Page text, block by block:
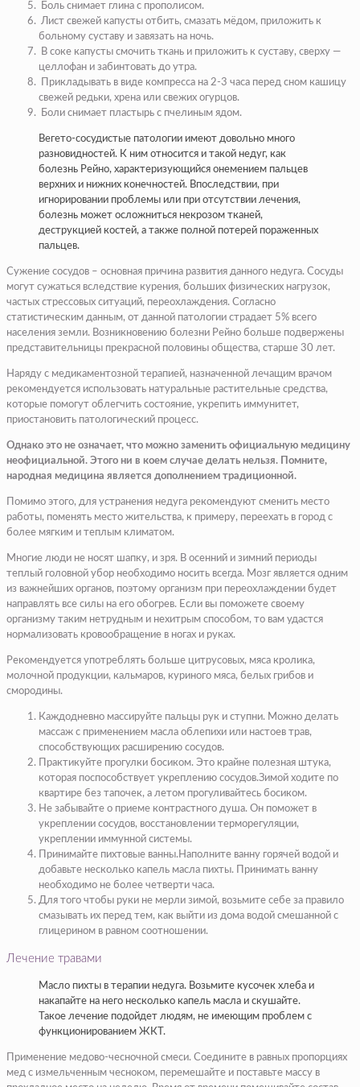
Боль снимает глина с прополисом.
Лист свежей капусты отбить, смазать мёдом, приложить к
больному суставу и завязать на ночь.
В соке капусты смочить ткань и приложить к суставу, сверху —
целлофан и забинтовать до утра.
Прикладывать в виде компресса на 2-3 часа перед сном кашицу
све­жей редьки, хрена или свежих огурцов.
Боли снимает пластырь с пчелиным ядом.
Вегето-сосудистые патологии имеют довольно много
разновидностей. К ним относится и такой недуг, как
болезнь Рейно, характеризующийся онемением пальцев
верхних и нижних конечностей. Впоследствии, при
игнорировании проблемы или при отсутствии лечения,
болезнь может осложниться некрозом тканей,
деструкцией костей, а также полной потерей пораженных
пальцев.
Сужение сосудов – основная причина развития данного недуга. Сосуды
могут сужаться вследствие курения, больших физических нагрузок,
частых стрессовых ситуаций, переохлаждения. Согласно
статистическим данным, от данной патологии страдает 5% всего
населения земли. Возникновению болезни Рейно больше подвержены
представительницы прекрасной половины общества, старше 30 лет.
Наряду с медикаментозной терапией, назначенной лечащим врачом
рекомендуется использовать натуральные растительные средства,
которые помогут облегчить состояние, укрепить иммунитет,
приостановить патологический процесс.
Однако это не означает, что можно заменить официальную медицину
неофициальной. Этого ни в коем случае делать нельзя. Помните,
народная медицина является дополнением традиционной.
Помимо этого, для устранения недуга рекомендуют сменить место
работы, поменять место жительства, к примеру, переехать в город с
более мягким и теплым климатом.
Многие люди не носят шапку, и зря. В осенний и зимний периоды
теплый головной убор необходимо носить всегда. Мозг является одним
из важнейших органов, поэтому организм при переохлаждении будет
направлять все силы на его обогрев. Если вы поможете своему
организму таким нетрудным и нехитрым способом, то вам удастся
нормализовать кровообращение в ногах и руках.
Рекомендуется употреблять больше цитрусовых, мяса кролика,
молочной продукции, кальмаров, куриного мяса, белых грибов и
смородины.
Каждодневно массируйте пальцы рук и ступни. Можно делать
массаж с применением масла облепихи или настоев трав,
способствующих расширению сосудов.
Практикуйте прогулки босиком. Это крайне полезная штука,
которая поспособствует укреплению сосудов.Зимой ходите по
квартире без тапочек, а летом прогуливайтесь босиком.
Не забывайте о приеме контрастного душа. Он поможет в
укреплении сосудов, восстановлении терморегуляции,
укреплении иммунной системы.
Принимайте пихтовые ванны.Наполните ванну горячей водой и
добавьте несколько капель масла пихты. Принимать ванну
необходимо не более четверти часа.
Для того чтобы руки не мерли зимой, возьмите себе за правило
смазывать их перед тем, как выйти из дома водой смешанной с
глицерином в равном соотношении.
Лечение травами
Масло пихты в терапии недуга. Возьмите кусочек хлеба и
накапайте на него несколько капель масла и скушайте.
Такое лечение подойдет людям, не имеющим проблем с
функционированием ЖКТ.
Применение медово-чесночной смеси. Соедините в равных пропорциях
мед с измельченным чесноком, перемешайте и поставьте массу в